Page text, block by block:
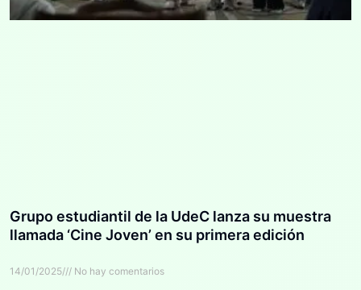
Grupo estudiantil de la UdeC lanza su muestra
llamada ‘Cine Joven’ en su primera edición
14/01/2025 No hay comentarios